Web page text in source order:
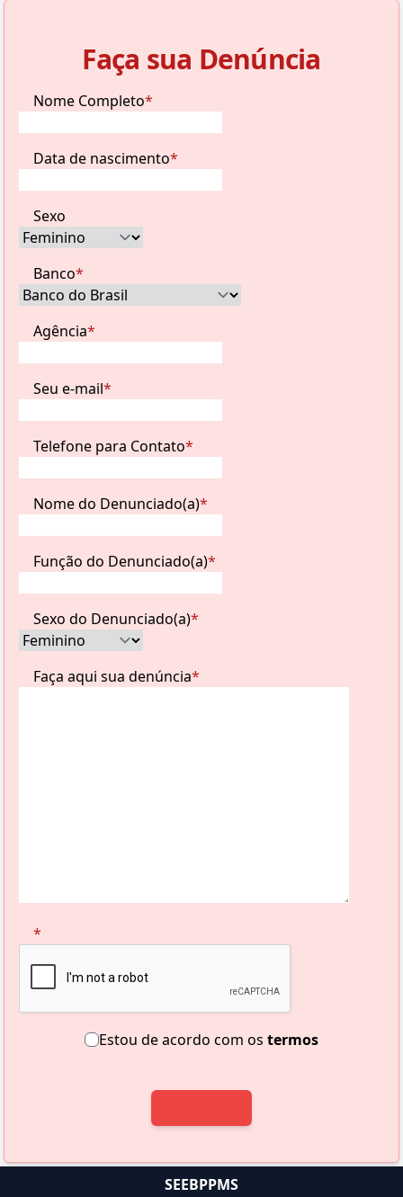
Faça sua Denúncia
Nome Completo*
Data de nascimento*
Sexo
Banco*
Agência*
Seu e-mail*
Telefone para Contato*
Nome do Denunciado(a)*
Função do Denunciado(a)*
Sexo do Denunciado(a)*
Faça aqui sua denúncia*
*
Estou de acordo com os termos
SEEBPPMS